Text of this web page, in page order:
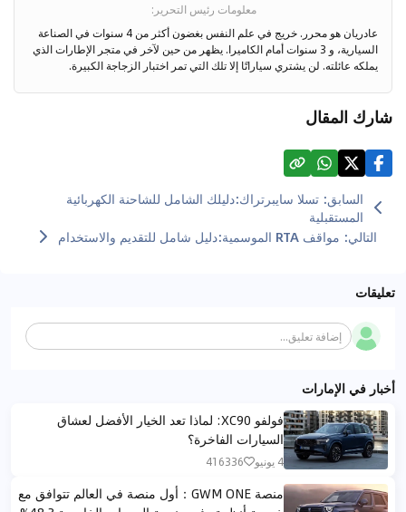
معلومات رئيس التحرير :
عادريان هو محرر. خريج في علم النفس بغضون أكثر من 4 سنوات في الصناعة
السيارية، و 3 سنوات أمام الكاميرا. يظهر من حين لآخر في متجر الإطارات الذي
يملكه عائلته. لن يشتري سياراتًا إلا تلك التي تمر اختبار الزجاجة الكبيرة.
شارك المقال
السابق: تسلا سايبرتراك:دليلك الشامل للشاحنة الكهربائية
المستقبلية
التالي: مواقف RTA الموسمية:دليل شامل للتقديم والاستخدام
تعليقات
إضافة تعليق...
أخبار في الإمارات
فولفو XC90: لماذا تعد الخيار الأفضل لعشاق
السيارات الفاخرة؟
4 يونيو 416336
منصة GWM ONE：أول منصة في العالم تتوافق مع